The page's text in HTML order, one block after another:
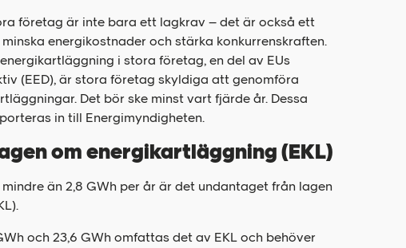
företag är inte bara ett lagkrav – det är också ett
energikostnader och stärka konkurrenskraften.
i stora företag, en del av EUs
(EED), är stora företag skyldiga att genomföra
Det bör ske minst vart fjärde år. Dessa
in till Energimyndigheten.
om energikartläggning (EKL)
än 2,8 GWh per år är det undantaget från lagen
och 23,6 GWh omfattas det av EKL och behöver